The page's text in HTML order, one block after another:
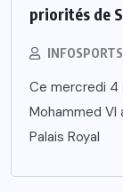
priorités de
INFOSPORTS
Ce mercredi 4
Mohammed VI
Palais Royal